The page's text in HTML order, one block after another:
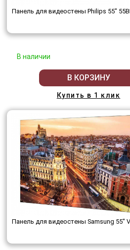
Панель для видеостены Philips 55"
В наличии
В КОРЗИНУ
Купить в 1 клик
Панель для видеостены Samsung 55"